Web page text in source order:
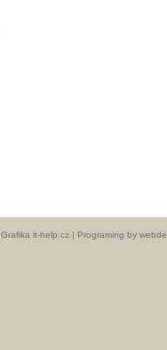
Grafika it-help.cz | Programing by